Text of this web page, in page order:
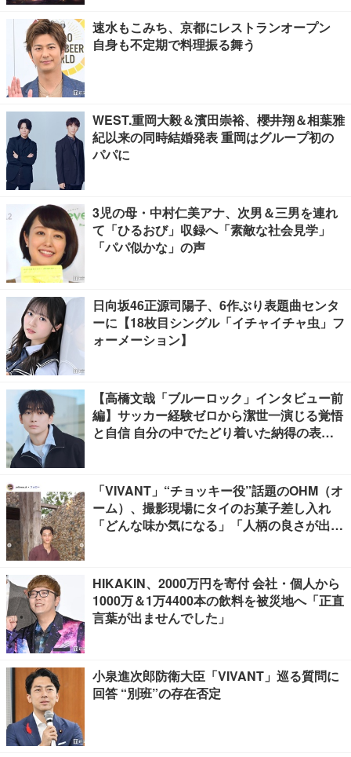
速水もこみち、京都にレストランオープン
自身も不定期で料理振る舞う
WEST.重岡大毅＆濱田崇裕、櫻井翔＆相葉雅
紀以来の同時結婚発表 重岡はグループ初の
パパに
3児の母・中村仁美アナ、次男＆三男を連れ
て「ひるおび」収録へ「素敵な社会見学」
「パパ似かな」の声
日向坂46正源司陽子、6作ぶり表題曲センタ
ーに【18枚目シングル「イチャイチャ虫」フ
ォーメーション】
【高橋文哉「ブルーロック」インタビュー前
編】サッカー経験ゼロから潔世一演じる覚悟
と自信 自分の中でたどり着いた納得の表現
「VIVANT」“チョッキー役”話題のOHM（オ
ーム）、撮影現場にタイのお菓子差し入れ
「どんな味か気になる」「人柄の良さが出て
HIKAKIN、2000万円を寄付 会社・個人から
1000万＆1万4400本の飲料を被災地へ「正直
言葉が出ませんでした」
小泉進次郎防衛大臣「VIVANT」巡る質問に
回答 “別班”の存在否定